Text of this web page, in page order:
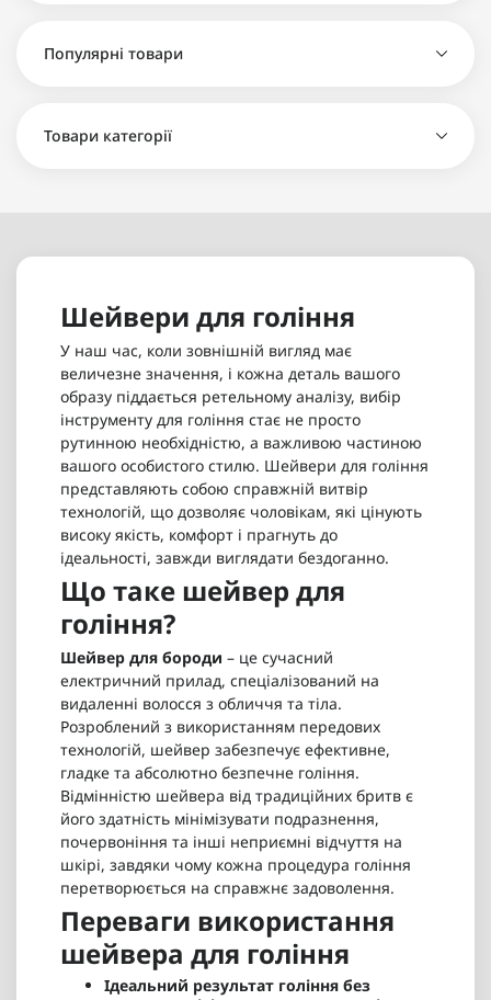
Шейвер Wahl Super Close Shaver - 1 700 грн
Популярні товари
Шейвер для гоління Wahl Mobile Shaver - 900 грн
Товари категорії
Шейвери для гоління
У наш час, коли зовнішній вигляд має
величезне значення, і кожна деталь вашого
образу піддається ретельному аналізу, вибір
інструменту для гоління стає не просто
рутинною необхідністю, а важливою частиною
вашого особистого стилю. Шейвери для гоління
представляють собою справжній витвір
технологій, що дозволяє чоловікам, які цінують
високу якість, комфорт і прагнуть до
ідеальності, завжди виглядати бездоганно.
Що таке шейвер для
гоління?
Шейвер для бороди – це сучасний
електричний прилад, спеціалізований на
видаленні волосся з обличчя та тіла.
Розроблений з використанням передових
технологій, шейвер забезпечує ефективне,
гладке та абсолютно безпечне гоління.
Відмінністю шейвера від традиційних бритв є
його здатність мінімізувати подразнення,
почервоніння та інші неприємні відчуття на
шкірі, завдяки чому кожна процедура гоління
перетворюється на справжнє задоволення.
Переваги використання
шейвера для гоління
Ідеальний результат гоління без